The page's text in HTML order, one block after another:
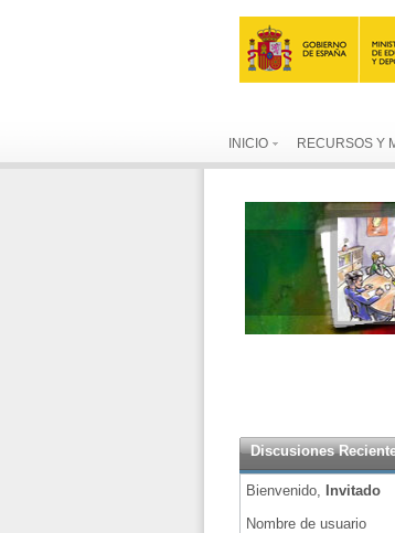
INICIO RECURSOS Y
Discusiones
Bienvenido,
Invitado
Nombre de usuario